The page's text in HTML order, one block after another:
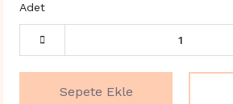
Adet
Sepete Ekle